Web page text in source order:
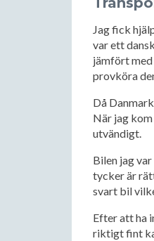
Jag fick
var ett
jämfört
provköra
Då
När jag
utvändigt.
Bilen jag
tycker är
svart bil
Efter att ha
riktigt fint